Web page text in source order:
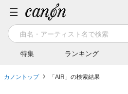
特集 ランキング
カノントップ 「AIR」の検索結果